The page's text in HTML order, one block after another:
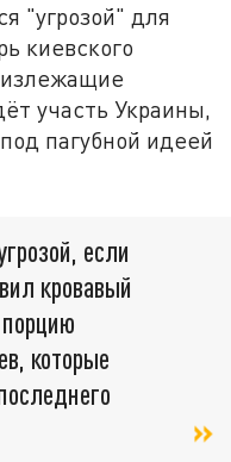
"угрозой" для
киевского
участь Украины,
пагубной идеей
если
кровавый
которые